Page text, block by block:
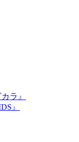
ラ』
』